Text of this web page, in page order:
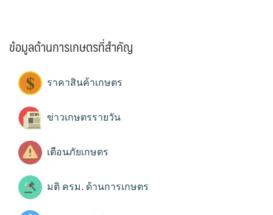
ข้อมูลด้านการเกษตรที่สำคัญ
ราคาสินค้าเกษตร
ข่าวเกษตรรายวัน
เตือนภัยเกษตร
มติ ครม. ด้านการเกษตร